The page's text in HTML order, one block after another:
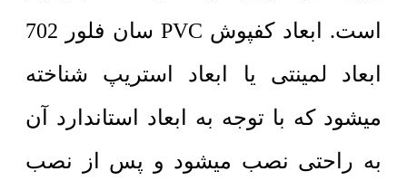
است. ابعاد کفپوش PVC سان فلور 702
ابعاد لمینتی یا ابعاد استریپ شناخته
میشود که با توجه به ابعاد استاندارد آن
به راحتی نصب میشود و پس از نصب